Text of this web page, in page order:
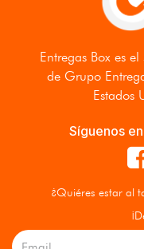
Entregas Box es el
de Grupo
Estados
Síguenos
¿Quiéres estar al